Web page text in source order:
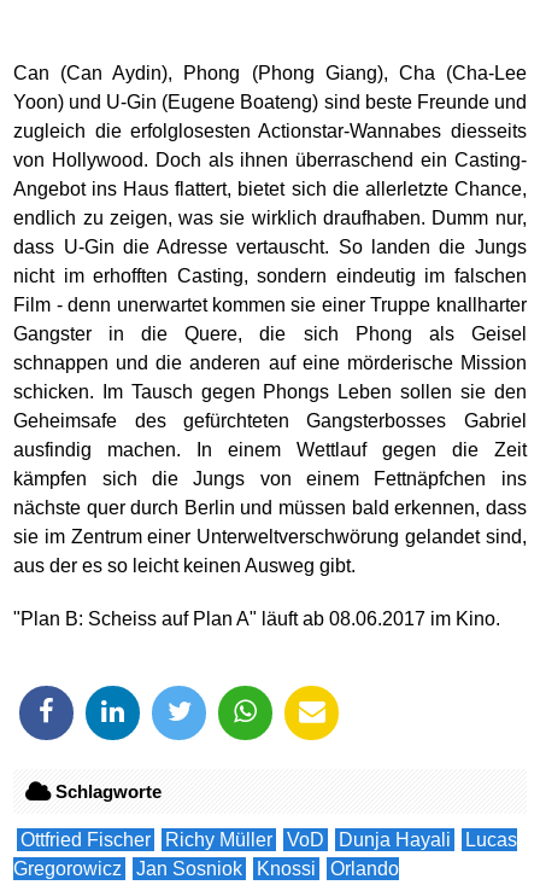
Can (Can Aydin), Phong (Phong Giang), Cha (Cha-Lee
Yoon) und U-Gin (Eugene Boateng) sind beste Freunde und
zugleich die erfolglosesten Actionstar-Wannabes diesseits
von Hollywood. Doch als ihnen überraschend ein Casting-
Angebot ins Haus flattert, bietet sich die allerletzte Chance,
endlich zu zeigen, was sie wirklich draufhaben. Dumm nur,
dass U-Gin die Adresse vertauscht. So landen die Jungs
nicht im erhofften Casting, sondern eindeutig im falschen
Film - denn unerwartet kommen sie einer Truppe knallharter
Gangster in die Quere, die sich Phong als Geisel
schnappen und die anderen auf eine mörderische Mission
schicken. Im Tausch gegen Phongs Leben sollen sie den
Geheimsafe des gefürchteten Gangsterbosses Gabriel
ausfindig machen. In einem Wettlauf gegen die Zeit
kämpfen sich die Jungs von einem Fettnäpfchen ins
nächste quer durch Berlin und müssen bald erkennen, dass
sie im Zentrum einer Unterweltverschwörung gelandet sind,
aus der es so leicht keinen Ausweg gibt.
"Plan B: Scheiss auf Plan A" läuft ab 08.06.2017 im Kino.
Schlagworte
Ottfried Fischer Richy Müller VoD Dunja Hayali
Lucas
Gregorowicz
Jan Sosniok Knossi
Orlando